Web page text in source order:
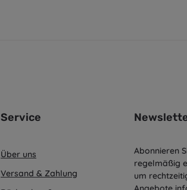
Service
Über uns
Versand & Zahlung
Abonnieren
regelmäßig
um